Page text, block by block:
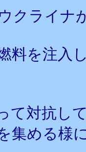
クライナ
料を注入
て対抗し
集める様